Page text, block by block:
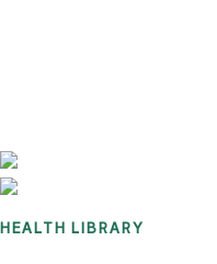
HEALTH LIBRARY